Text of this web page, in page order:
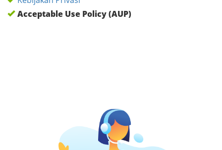
Acceptable Use Policy (AUP)